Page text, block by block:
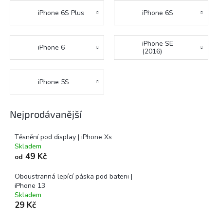
iPhone 6S Plus iPhone 6S
iPhone 6
iPhone SE
(2016)
iPhone 5S
Nejprodávanější
Těsnění pod display | iPhone Xs
Skladem
od 49 Kč
Oboustranná lepící páska pod baterii |
iPhone 13
Skladem
29 Kč